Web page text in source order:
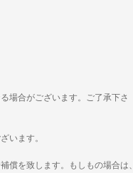
場合がございます。ご了承下さ
います。
償を致します。もしもの場合は、